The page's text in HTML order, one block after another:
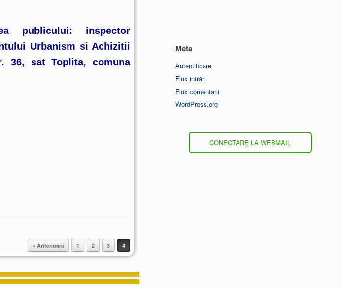
publicului: inspector
Urbanism si Achizitii
36, sat Toplita, comuna
« Anterioară 1 2 3 4
Meta
Autentificare
Flux intrări
Flux comentarii
WordPress.org
CONECTARE LA WEBMAIL